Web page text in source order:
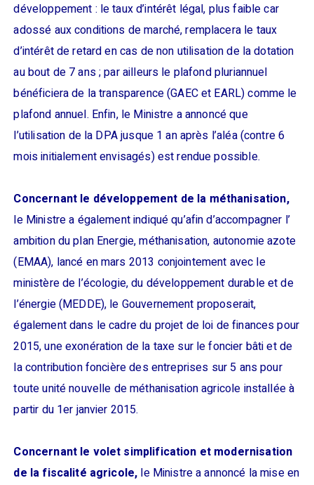
développement : le taux d’intérêt légal, plus faible car
adossé aux conditions de marché, remplacera le taux
d’intérêt de retard en cas de non utilisation de la dotation
au bout de 7 ans ; par ailleurs le plafond pluriannuel
bénéficiera de la transparence (GAEC et EARL) comme le
plafond annuel. Enfin, le Ministre a annoncé que
l’utilisation de la DPA jusque 1 an après l’aléa (contre 6
mois initialement envisagés) est rendue possible.
Concernant le développement de la méthanisation,
le Ministre a également indiqué qu’afin d’accompagner l’
ambition du plan Energie, méthanisation, autonomie azote
(EMAA), lancé en mars 2013 conjointement avec le
ministère de l’écologie, du développement durable et de
l’énergie (MEDDE), le Gouvernement proposerait,
également dans le cadre du projet de loi de finances pour
2015, une exonération de la taxe sur le foncier bâti et de
la contribution foncière des entreprises sur 5 ans pour
toute unité nouvelle de méthanisation agricole installée à
partir du 1er janvier 2015.
Concernant le volet simplification et modernisation
de la fiscalité agricole, le Ministre a annoncé la mise en